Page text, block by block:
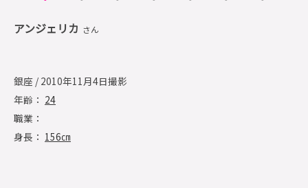
アンジェリカ さん
銀座 / 2010年11月4日撮影
年齢： 24
職業：
身長： 156㎝